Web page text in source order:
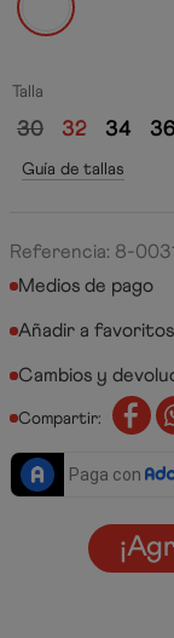
Talla
30 32 34 36
Guía de tallas
Referencia: 8-
Medios de pago
Cambios y
Compartir: